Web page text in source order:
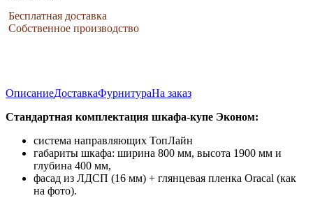
Бесплатная доставка
Собственное производство
ОписаниеДоставкаФурнитураНа заказ
Стандартная комплектация шкафа-купе Эконом:
система направляющих ТопЛайн
габариты шкафа: ширина 800 мм, высота 1900 мм и
глубина 400 мм,
фасад из ЛДСП (16 мм) + глянцевая пленка Oracal (как
на фото).